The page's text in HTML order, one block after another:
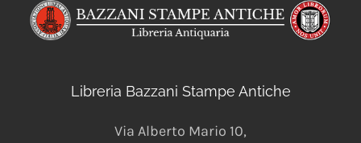
Libreria Bazzani Stampe Antiche
Via Alberto Mario 10,